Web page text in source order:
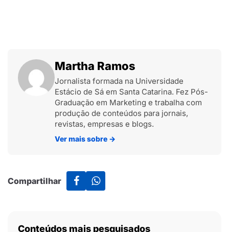
Martha Ramos
Jornalista formada na Universidade
Estácio de Sá em Santa Catarina. Fez Pós-
Graduação em Marketing e trabalha com
produção de conteúdos para jornais,
revistas, empresas e blogs.
Ver mais sobre →
Compartilhar
Conteúdos mais pesquisados